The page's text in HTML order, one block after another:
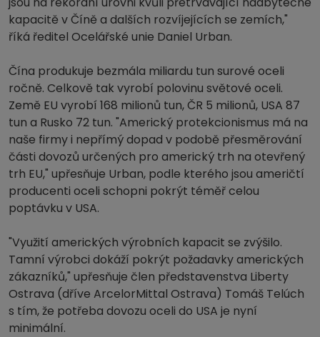
kapacitě v Číně a dalších rozvíjejících se zemích,"
říká ředitel Ocelářské unie Daniel Urban.
Čína produkuje bezmála miliardu tun surové oceli
ročně. Celkově tak vyrobí polovinu světové oceli.
Země EU vyrobí 168 milionů tun, ČR 5 milionů, USA 87
tun a Rusko 72 tun. "Americký protekcionismus má na
naše firmy i nepřímý dopad v podobě přesměrování
části dovozů určených pro americký trh na otevřený
trh EU," upřesňuje Urban, podle kterého jsou američtí
producenti oceli schopni pokrýt téměř celou
poptávku v USA.
"Využití amerických výrobních kapacit se zvýšilo.
Tamní výrobci dokáží pokrýt požadavky amerických
zákazníků," upřesňuje člen představenstva Liberty
Ostrava (dříve ArcelorMittal Ostrava) Tomáš Telúch
s tím, že potřeba dovozu oceli do USA je nyní
minimální.